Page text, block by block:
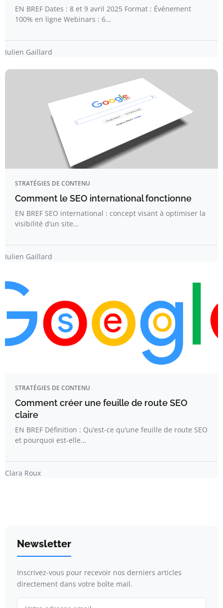
EN BREF Dates : 8 et 9 avril 2025 Format : Événement
100% en ligne Webinars : 6…
Julien Gaillard
STRATÉGIES DE CONTENU
Comment le SEO international fonctionne
EN BREF SEO international : concept visant à optimiser la
visibilité d’un site…
Julien Gaillard
STRATÉGIES DE CONTENU
Comment créer une feuille de route SEO
claire
EN BREF Définition : Qu’est-ce qu’une feuille de route SEO
et pourquoi est-elle…
Clara Roux
Newsletter
Inscrivez-vous pour recevoir nos derniers articles
directement dans votre boîte mail.